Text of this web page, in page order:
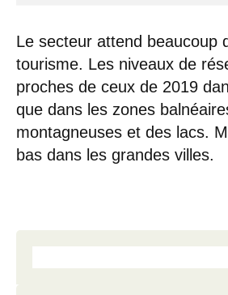
Le secteur attend beaucoup
tourisme. Les niveaux de
proches de ceux de 2019
que dans les zones
montagneuses et des lacs.
bas dans les grandes villes.